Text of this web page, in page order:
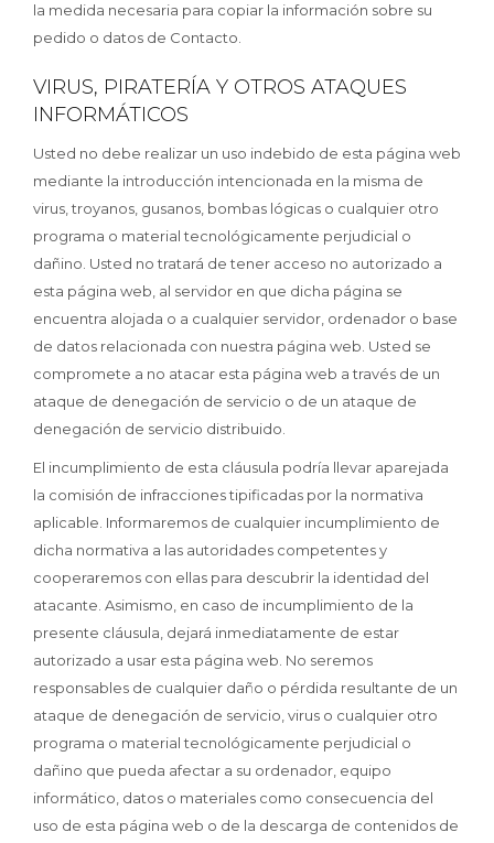
la medida necesaria para copiar la información sobre su
pedido o datos de Contacto.
VIRUS, PIRATERÍA Y OTROS ATAQUES
INFORMÁTICOS
Usted no debe realizar un uso indebido de esta página web
mediante la introducción intencionada en la misma de
virus, troyanos, gusanos, bombas lógicas o cualquier otro
programa o material tecnológicamente perjudicial o
dañino. Usted no tratará de tener acceso no autorizado a
esta página web, al servidor en que dicha página se
encuentra alojada o a cualquier servidor, ordenador o base
de datos relacionada con nuestra página web. Usted se
compromete a no atacar esta página web a través de un
ataque de denegación de servicio o de un ataque de
denegación de servicio distribuido.
El incumplimiento de esta cláusula podría llevar aparejada
la comisión de infracciones tipificadas por la normativa
aplicable. Informaremos de cualquier incumplimiento de
dicha normativa a las autoridades competentes y
cooperaremos con ellas para descubrir la identidad del
atacante. Asimismo, en caso de incumplimiento de la
presente cláusula, dejará inmediatamente de estar
autorizado a usar esta página web. No seremos
responsables de cualquier daño o pérdida resultante de un
ataque de denegación de servicio, virus o cualquier otro
programa o material tecnológicamente perjudicial o
dañino que pueda afectar a su ordenador, equipo
informático, datos o materiales como consecuencia del
uso de esta página web o de la descarga de contenidos de